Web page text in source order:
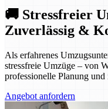
🚚 Stressfreier
Zuverlässig &
Als erfahrenes
stressfreie Umzüge – von
professionelle Planung
Angebot anfordern